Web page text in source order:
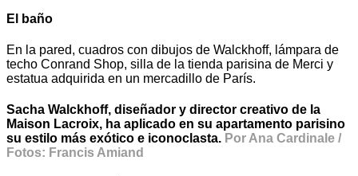
El baño
En la pared, cuadros con dibujos de Walckhoff, lámpara de
techo Conrand Shop, silla de la tienda parisina de Merci y
estatua adquirida en un mercadillo de París.
Sacha Walckhoff, diseñador y director creativo de la
Maison Lacroix, ha aplicado en su apartamento parisino
su estilo más exótico e iconoclasta. Por Ana Cardinale /
Fotos: Francis Amiand